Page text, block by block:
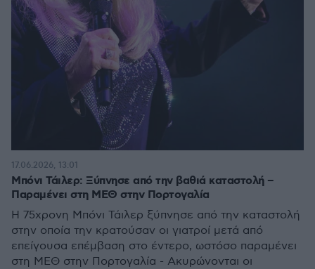
Μπόνι Τάιλερ: Ξύπνησε από την βαθιά καταστολή –
Παραμένει στη ΜΕΘ στην Πορτογαλία
Η 75χρονη Μπόνι Τάιλερ ξύπνησε από την καταστολή
στην οποία την κρατούσαν οι γιατροί μετά από
επείγουσα επέμβαση στο έντερο, ωστόσο παραμένει
στη ΜΕΘ στην Πορτογαλία - Ακυρώνονται οι
17.06.2026, 13:01